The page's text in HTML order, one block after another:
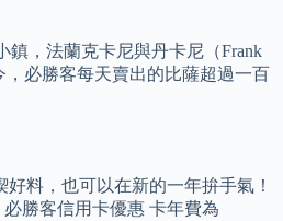
鎮，法蘭克卡尼與丹卡尼（Frank
，必勝客每天賣出的比薩超過一百
料，也可以在新的一年拚手氣！
勝客信用卡優惠 卡年費為